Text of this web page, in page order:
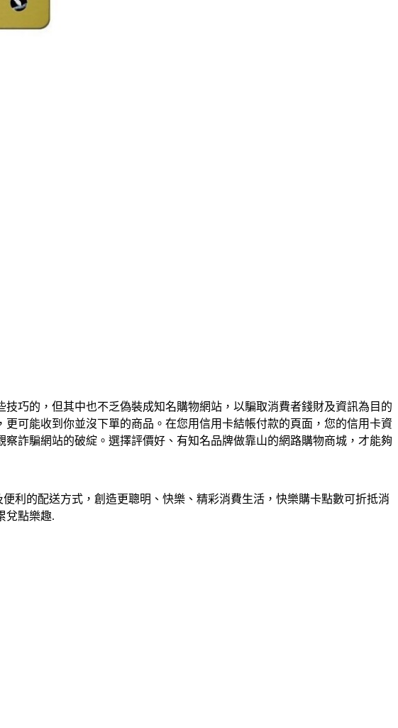
巧的，但其中也不乏偽裝成知名購物網站，以騙取消費者錢財及資訊為目的
可能收到你並沒下單的商品。在您用信用卡結帳付款的頁面，您的信用卡資
詐騙網站的破綻。選擇評價好、有知名品牌做靠山的網路購物商城，才能夠
利的配送方式，創造更聰明、快樂、精彩消費生活，快樂購卡點數可折抵消
兌點樂趣.